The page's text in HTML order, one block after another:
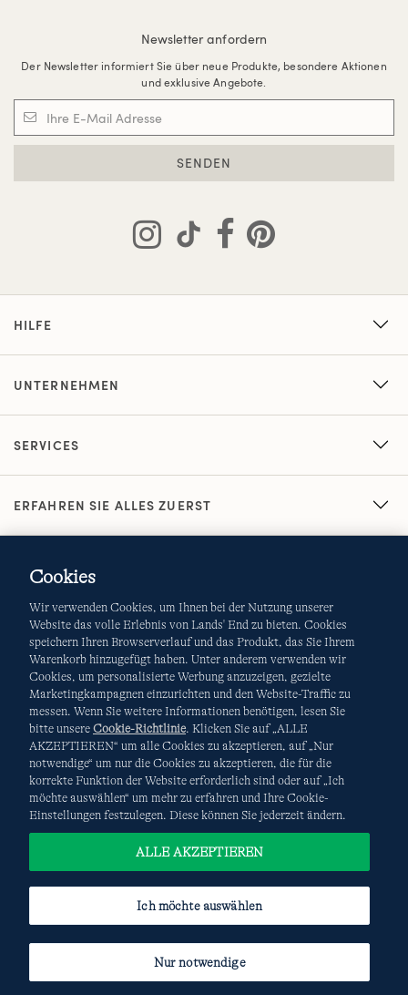
Newsletter anfordern
Der Newsletter informiert Sie über neue Produkte, besondere Aktionen
und exklusive Angebote.
SENDEN
HILFE
UNTERNEHMEN
SERVICES
ERFAHREN SIE ALLES ZUERST
AGB Datenschutz & Sicherheit
Cookies-Ich möchte auswählen Site Map
Internationale Websites
Diese Website ist durch reCAPTCHA geschützt. Es gelten die
DatenschutzerklärungundNutzungsbedingungen
Google.
Cookies
Wir verwenden Cookies, um Ihnen bei der Nutzung unserer
Website das volle Erlebnis von Lands' End zu bieten. Cookies
speichern Ihren Browserverlauf und das Produkt, das Sie Ihrem
Warenkorb hinzugefügt haben. Unter anderem verwenden wir
Cookies, um personalisierte Werbung anzuzeigen, gezielte
Marketingkampagnen einzurichten und den Website-Traffic zu
messen. Wenn Sie weitere Informationen benötigen, lesen Sie
bitte unsere Cookie-Richtlinie. Klicken Sie auf „ALLE
AKZEPTIEREN“ um alle Cookies zu akzeptieren, auf „Nur
notwendige“ um nur die Cookies zu akzeptieren, die für die
korrekte Funktion der Website erforderlich sind oder auf „Ich
möchte auswählen“ um mehr zu erfahren und Ihre Cookie-
Einstellungen festzulegen. Diese können Sie jederzeit ändern.
Ich möchte auswählen
Nur notwendige
ALLE AKZEPTIEREN